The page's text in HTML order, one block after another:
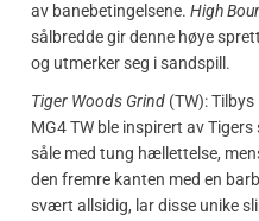
av banebetingelsene. High
sålbredde gir denne høye
og utmerker seg i sandspill.
Tiger Woods Grind (TW): Tilbys
MG4 TW ble inspirert av Tigers
såle med tung hællettelse,
den fremre kanten med en
svært allsidig, lar disse unike